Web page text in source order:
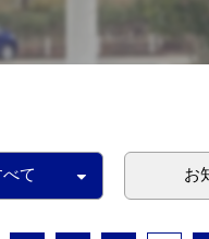
て お